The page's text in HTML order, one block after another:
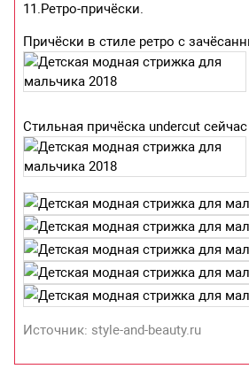
11.Ретро-причёски.
Причёски в стиле ретро с
Стильная причёска undercut
Источник: style-and-beauty.ru